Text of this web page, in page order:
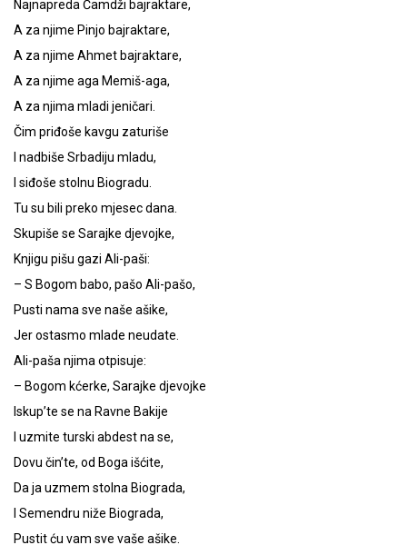
Najnapreda Čamdži bajraktare,
A za njime Pinjo bajraktare,
A za njime Ahmet bajraktare,
A za njime aga Memiš-aga,
A za njima mladi jeničari.
Čim priđoše kavgu zaturiše
I nadbiše Srbadiju mladu,
I siđoše stolnu Biogradu.
Tu su bili preko mjesec dana.
Skupiše se Sarajke djevojke,
Knjigu pišu gazi Ali-paši:
– S Bogom babo, pašo Ali-pašo,
Pusti nama sve naše ašike,
Jer ostasmo mlade neudate.
Ali-paša njima otpisuje:
– Bogom kćerke, Sarajke djevojke
Iskup’te se na Ravne Bakije
I uzmite turski abdest na se,
Dovu čin’te, od Boga išćite,
Da ja uzmem stolna Biograda,
I Semendru niže Biograda,
Pustit ću vam sve vaše ašike.